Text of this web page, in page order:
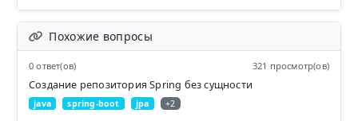
Похожие вопросы
0 ответ(ов) 321 просмотр(ов)
Создание репозитория Spring без сущности
java spring-boot jpa +2